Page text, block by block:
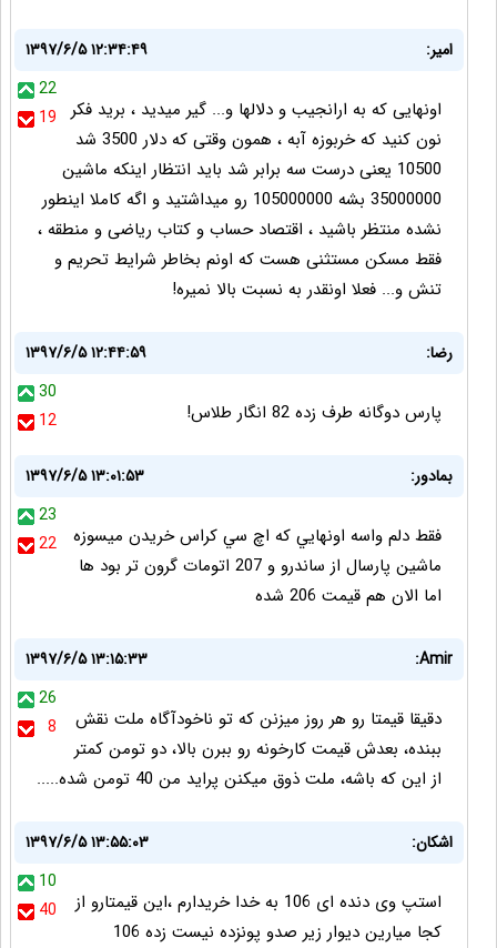
امیر:
۱۳۹۷/۶/۵ ۱۲:۳۴:۴۹
22
19
اونهایی که به ارانجیب و دلالها و... گیر میدید ، برید فکر
نون کنید که خربوزه آبه ، همون وقتی که دلار 3500 شد
10500 یعنی درست سه برابر شد باید انتظار اینکه ماشین
35000000 بشه 105000000 رو میداشتید و اگه کاملا اینطور
نشده منتظر باشید ، اقتصاد حساب و کتاب ریاضی و منطقه ،
فقط مسکن مستثنی هست که اونم بخاطر شرایط تحریم و
تنش و... فعلا اونقدر به نسبت بالا نمیره!
رضا:
۱۳۹۷/۶/۵ ۱۲:۴۴:۵۹
30
12
پارس دوگانه طرف زده 82 انگار طلاس!
بمادور:
۱۳۹۷/۶/۵ ۱۳:۰۱:۵۳
23
22
فقط دلم واسه اونهايي كه اچ سي كراس خريدن ميسوزه
ماشين پارسال از ساندرو و 207 اتومات گرون تر بود ها
اما الان هم قيمت 206 شده
Amir:
۱۳۹۷/۶/۵ ۱۳:۱۵:۳۳
26
8
دقیقا قیمتا رو هر روز میزنن که تو ناخودآگاه ملت نقش
ببنده، بعدش قیمت کارخونه رو ببرن بالا، دو تومن کمتر
از این که باشه، ملت ذوق میکنن پراید من 40 تومن شده.....
اشکان:
۱۳۹۷/۶/۵ ۱۳:۵۵:۰۳
10
40
استپ وی دنده ای 106 به خدا خریدارم ،این قیمتارو از
کجا میارین دیوار زیر صدو پونزده نیست زده 106